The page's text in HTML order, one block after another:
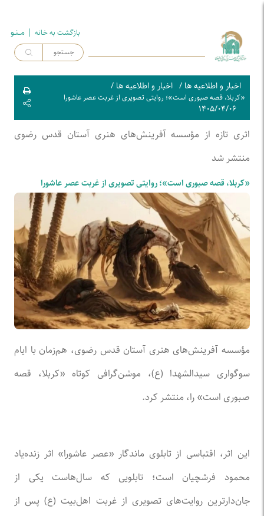
بازگشت به خـانه | مــنـو
اخبار و اطلاعیه ها / اخبار و اطلاعیه ها /
«کربلا، قصه صبوری است»؛ روایتی تصویری از غربت عصر عاشورا
۱۴۰۵/۰۴/۰۶
اثری تازه از مؤسسه آفرینش‌های هنری آستان قدس رضوی
منتشر شد
«کربلا، قصه صبوری است»؛ روایتی تصویری از غربت عصر عاشورا
مؤسسه آفرینش‌های هنری آستان قدس رضوی، هم‌زمان با ایام
سوگواری سیدالشهدا (ع)، موشن‌گرافی کوتاه «کربلا، قصه
صبوری است» را، منتشر کرد.
این اثر، اقتباسی از تابلوی ماندگار «عصر عاشورا» اثر زنده‌یاد
محمود فرشچیان است؛ تابلویی که سال‌هاست یکی از
جان‌دارترین روایت‌های تصویری از غربت اهل‌بیت (ع) پس از